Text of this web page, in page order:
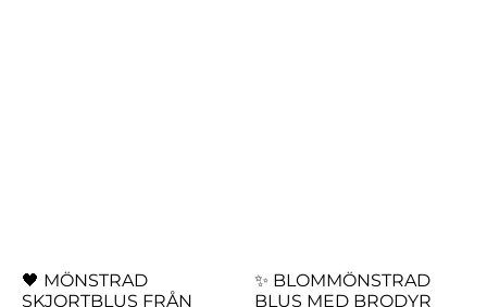
🖤 MÖNSTRAD
SKJORTBLUS FRÅN
✨ BLOMMÖNSTRAD
BLUS MED BRODYR